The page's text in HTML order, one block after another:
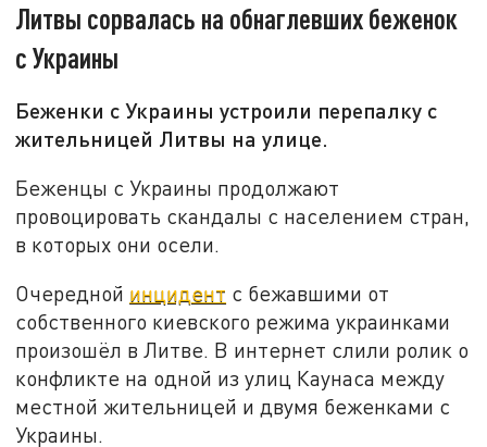
Литвы сорвалась на обнаглевших беженок
с Украины
Беженки с Украины устроили перепалку с
жительницей Литвы на улице.
Беженцы с Украины продолжают
провоцировать скандалы с населением стран,
в которых они осели.
Очередной инцидент с бежавшими от
собственного киевского режима украинками
произошёл в Литве. В интернет слили ролик о
конфликте на одной из улиц Каунаса между
местной жительницей и двумя беженками с
Украины.